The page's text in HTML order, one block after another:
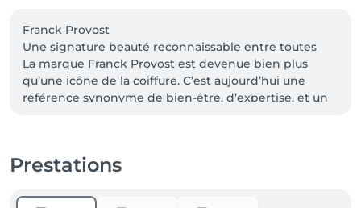
Franck Provost
Une signature beauté reconnaissable entre toutes
La marque Franck Provost est devenue bien plus
qu’une icône de la coiffure. C’est aujourd’hui une
référence synonyme de bien-être, d’expertise, et un
avant tout une histoire de passion et d’excellence
Prestations